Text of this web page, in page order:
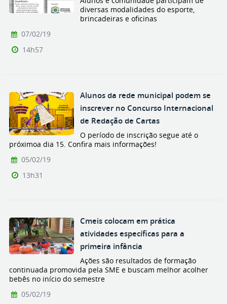
diversas modalidades do esporte,
brincadeiras e oficinas
07/02/19
14h57
Alunos da rede municipal podem se
inscrever no Concurso Internacional
de Redação de Cartas
O período de inscrição segue até o
próximoa dia 15. Confira mais informações!
05/02/19
13h31
Cmeis colocam em prática
atividades específicas para a
primeira infância
Ações são resultados de formação
continuada promovida pela SME e buscam melhor acolher
bebês no início do semestre
05/02/19